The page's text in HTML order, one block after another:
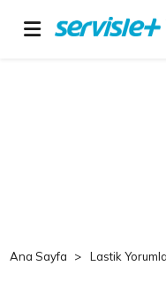
Ana Sayfa Lastik